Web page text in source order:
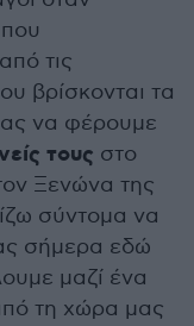
τις
βρίσκονται τα
να φέρουμε
τους στο
Ξενώνα της
σύντομα να
σήμερα εδώ
μαζί ένα
τη χώρα μας